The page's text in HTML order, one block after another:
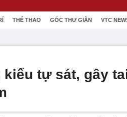
THỂ THAO GÓC THƯ GIÃN VTC
tự sát, gây